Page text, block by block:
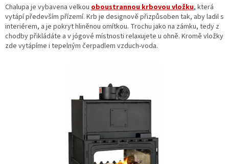
Chalupa je vybavena velkou oboustrannou krbovou vložku, která
vytápí především přízemí. Krb je designově přizpůsoben tak, aby ladil s
interiérem, a je pokryt hliněnou omítkou. Trochu jako na zámku, tedy z
chodby přikládáte a v jógové místnosti relaxujete u ohně. Kromě vložky
zde vytápíme i tepelným čerpadlem vzduch-voda.